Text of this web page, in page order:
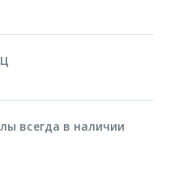
всегда в наличии